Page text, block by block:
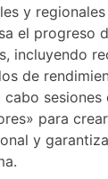
y
el progreso
incluyendo
de
cabo
para
y